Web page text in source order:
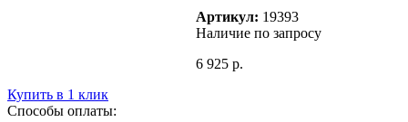
Артикул: 19393
Наличие по запросу
6 925 р.
Купить в 1 клик
Способы оплаты: